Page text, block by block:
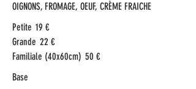
OIGNONS, FROMAGE, OEUF, CRÈME FRAICHE
Petite 19 €
Grande 22 €
Familiale (40x60cm) 50 €
Base